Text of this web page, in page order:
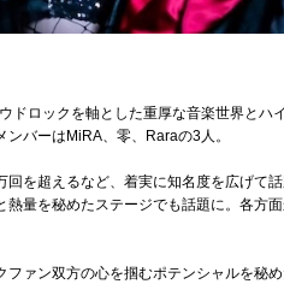
ロックを軸とした重厚な音楽世界とハ
バーはMiRA、零、Raraの3人。
を超えるなど、着実に知名度を広げて
量を秘めたステージでも話題に。各方
ァン双方の心を掴むポテンシャルを秘め